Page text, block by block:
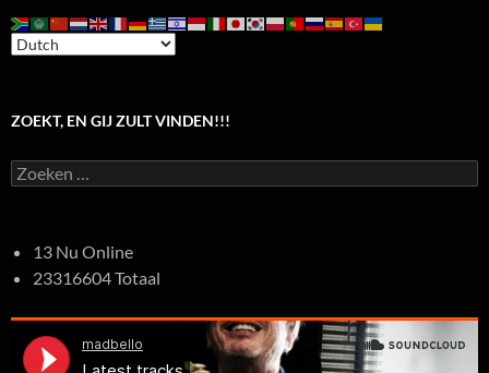
ZOEKT, EN GIJ ZULT VINDEN!!!
Zoeken
naar:
13 Nu Online
23316604 Totaal